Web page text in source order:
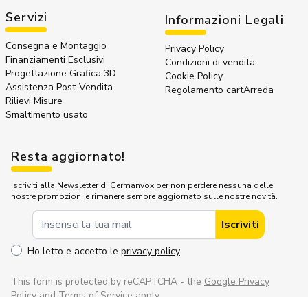
Servizi
Consegna e Montaggio
Finanziamenti Esclusivi
Progettazione Grafica 3D
Assistenza Post-Vendita
Rilievi Misure
Smaltimento usato
Informazioni Legali
Privacy Policy
Condizioni di vendita
Cookie Policy
Regolamento cartArreda
Resta aggiornato!
Iscriviti alla Newsletter di Germanvox per non perdere nessuna delle
nostre promozioni e rimanere sempre aggiornato sulle nostre novità.
Iscriviti
Ho letto e accetto le privacy policy
This form is protected by reCAPTCHA - the Google Privacy